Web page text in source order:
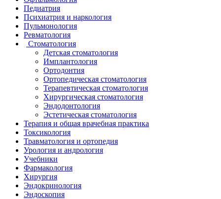
Педиатрия
Психиатрия и наркология
Пульмонология
Ревматология
Стоматология
Детская стоматология
Имплантология
Ортодонтия
Ортопедическая стоматология
Терапевтическая стоматология
Хирургическая стоматология
Эндодонтология
Эстетическая стоматология
Терапия и общая врачебная практика
Токсикология
Травматология и ортопедия
Урология и андрология
Учебники
Фармакология
Хирургия
Эндокринология
Эндоскопия